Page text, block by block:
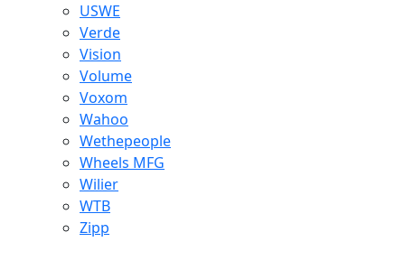
USWE
Verde
Vision
Volume
Voxom
Wahoo
Wethepeople
Wheels MFG
Wilier
WTB
Zipp